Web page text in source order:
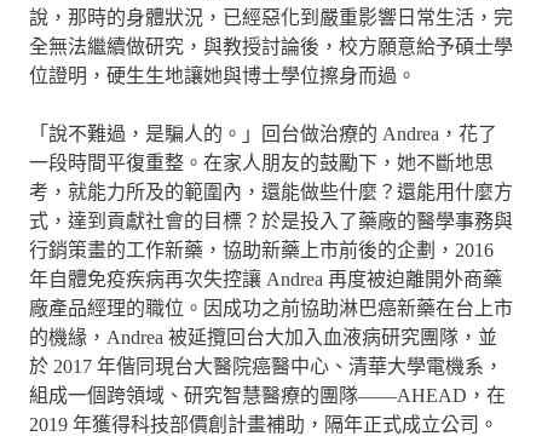
說，那時的身體狀況，已經惡化到嚴重影響日常生活，完
全無法繼續做研究，與教授討論後，校方願意給予碩士學
位證明，硬生生地讓她與博士學位擦身而過。
「說不難過，是騙人的。」回台做治療的 Andrea，花了
一段時間平復重整。在家人朋友的鼓勵下，她不斷地思
考，就能力所及的範圍內，還能做些什麼？還能用什麼方
式，達到貢獻社會的目標？於是投入了藥廠的醫學事務與
行銷策畫的工作新藥，協助新藥上市前後的企劃，2016
年自體免疫疾病再次失控讓 Andrea 再度被迫離開外商藥
廠產品經理的職位。因成功之前協助淋巴癌新藥在台上市
的機緣，Andrea 被延攬回台大加入血液病研究團隊，並
於 2017 年偕同現台大醫院癌醫中心、清華大學電機系，
組成一個跨領域、研究智慧醫療的團隊——AHEAD，在
2019 年獲得科技部價創計畫補助，隔年正式成立公司。